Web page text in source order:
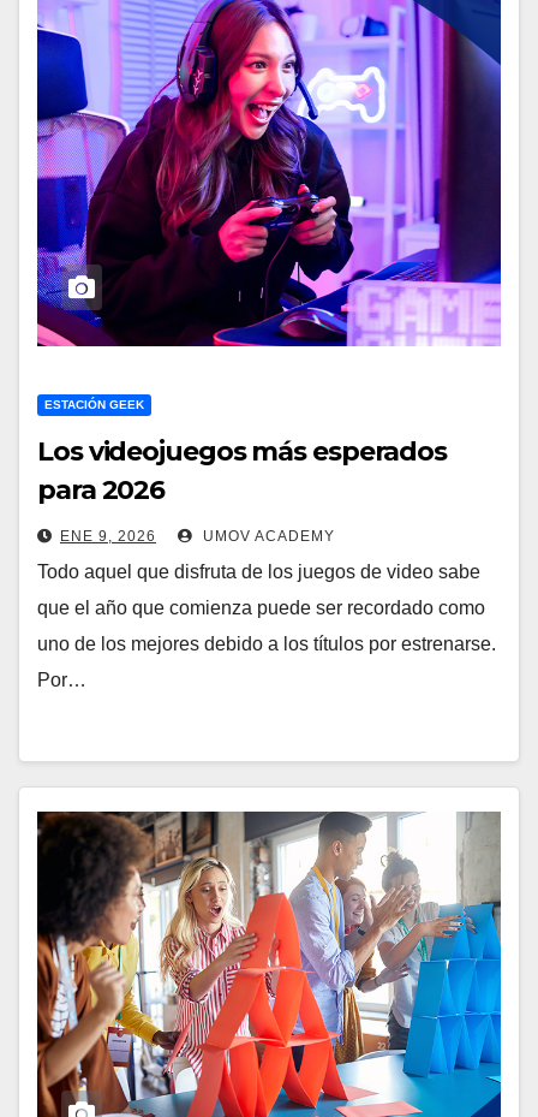
ESTACIÓN GEEK
Los videojuegos más esperados
para 2026
ENE 9, 2026 UMOV ACADEMY
Todo aquel que disfruta de los juegos de video sabe
que el año que comienza puede ser recordado como
uno de los mejores debido a los títulos por estrenarse.
Por…